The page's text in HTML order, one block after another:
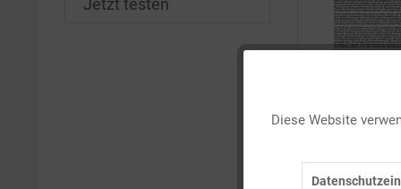
Jetzt testen
Diese Website